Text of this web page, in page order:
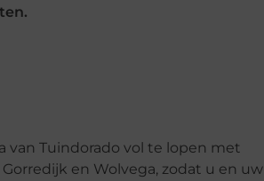
Tuindorado vol te lopen met
en Wolvega, zodat u en uw